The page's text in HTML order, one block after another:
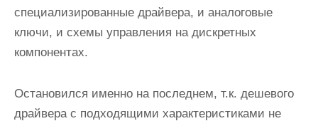
специализированные драйвера, и аналоговые
ключи, и схемы управления на дискретных
компонентах.
Остановился именно на последнем, т.к. дешевого
драйвера с подходящими характеристиками не